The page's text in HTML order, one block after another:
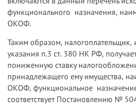
функционального назначения,
ОКОФ.
Таким образом, налогоплательщик,
указания п.3 ст. 380 НК РФ,
пониженную ставку
принадлежащего ему имущества,
ОКОФ, функциональное
соответствует Постановлению №